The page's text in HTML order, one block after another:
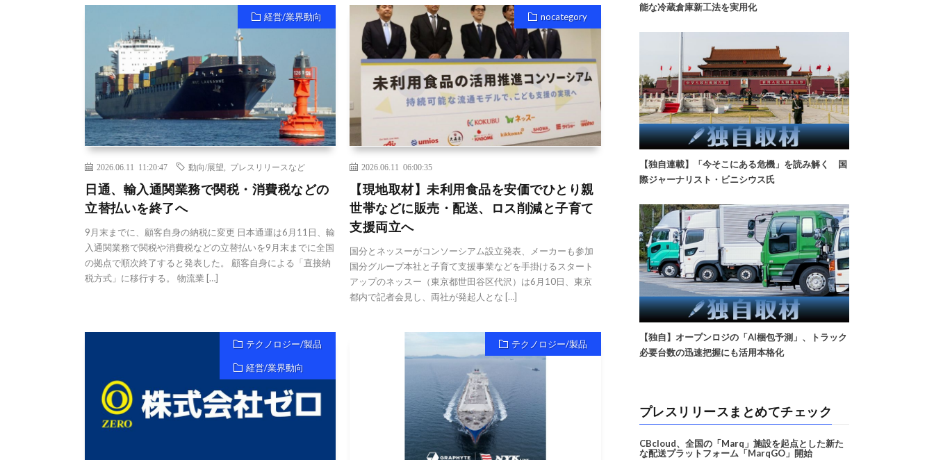
経営/業界動向
2026.06.11 11:20:47 動向/展望 プレスリリースなど
日通、輸入通関業務で関税・消費税などの
立替払いを終了へ
9月末までに、顧客自身の納税に変更 日本通運は6月11日、輸
入通関業務で関税や消費税などの立替払いを9月末までに全国
の拠点で順次終了すると発表した。 顧客自身による「直接納
税方式」に移行する。 物流業 […]
nocategory
2026.06.11 06:00:35
【現地取材】未利用食品を安価でひとり親
世帯などに販売・配送、ロス削減と子育て
支援両立へ
国分とネッスーがコンソーシアム設立発表、メーカーも参加
国分グループ本社と子育て支援事業などを手掛けるスタート
アップのネッスー（東京都世田谷区代沢）は6月10日、東京
都内で記者会見し、両社が発起人とな […]
テクノロジー/製品
経営/業界動向
テクノロジー/製品
能な冷蔵倉庫新工法を実用化
【独自連載】「今そこにある危機」を読み解く 国
際ジャーナリスト・ビニシウス氏
【独自】オープンロジの「AI梱包予測」、トラック
必要台数の迅速把握にも活用本格化
プレスリリースまとめてチェック
CBcloud、全国の「Marq」施設を起点とした新た
な配送プラットフォーム「MarqGO」開始